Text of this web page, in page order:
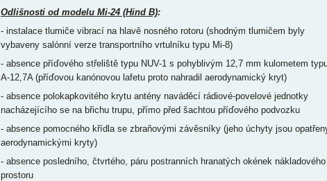
Odlišnosti od modelu Mi-24 (Hind B):
- instalace tlumiče vibrací na hlavě nosného rotoru (shodným tlumičem byly
vybaveny salónní verze transportního vrtulníku typu Mi-8)
- absence příďového střeliště typu NUV-1 s pohyblivým 12,7 mm kulometem
A-12,7A (příďovou kanónovou lafetu proto nahradil aerodynamický kryt)
- absence polokapkovitého krytu antény naváděcí rádiové-povelové jednotky
nacházejícího se na břichu trupu, přímo před šachtou příďového podvozku
- absence pomocného křídla se zbraňovými závěsníky (jeho úchyty jsou
aerodynamickými kryty)
- absence posledního, čtvrtého, páru postranních hranatých okének nákladového
prostoru